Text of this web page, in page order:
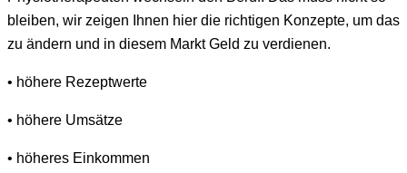
bleiben, wir zeigen Ihnen hier die richtigen Konzepte, um das
zu ändern und in diesem Markt Geld zu verdienen.
• höhere Rezeptwerte
• höhere Umsätze
• höheres Einkommen